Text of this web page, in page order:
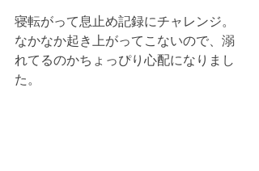
寝転がって息止め記録にチャレンジ。
なかなか起き上がってこないので、溺
れてるのかちょっぴり心配になりまし
た。